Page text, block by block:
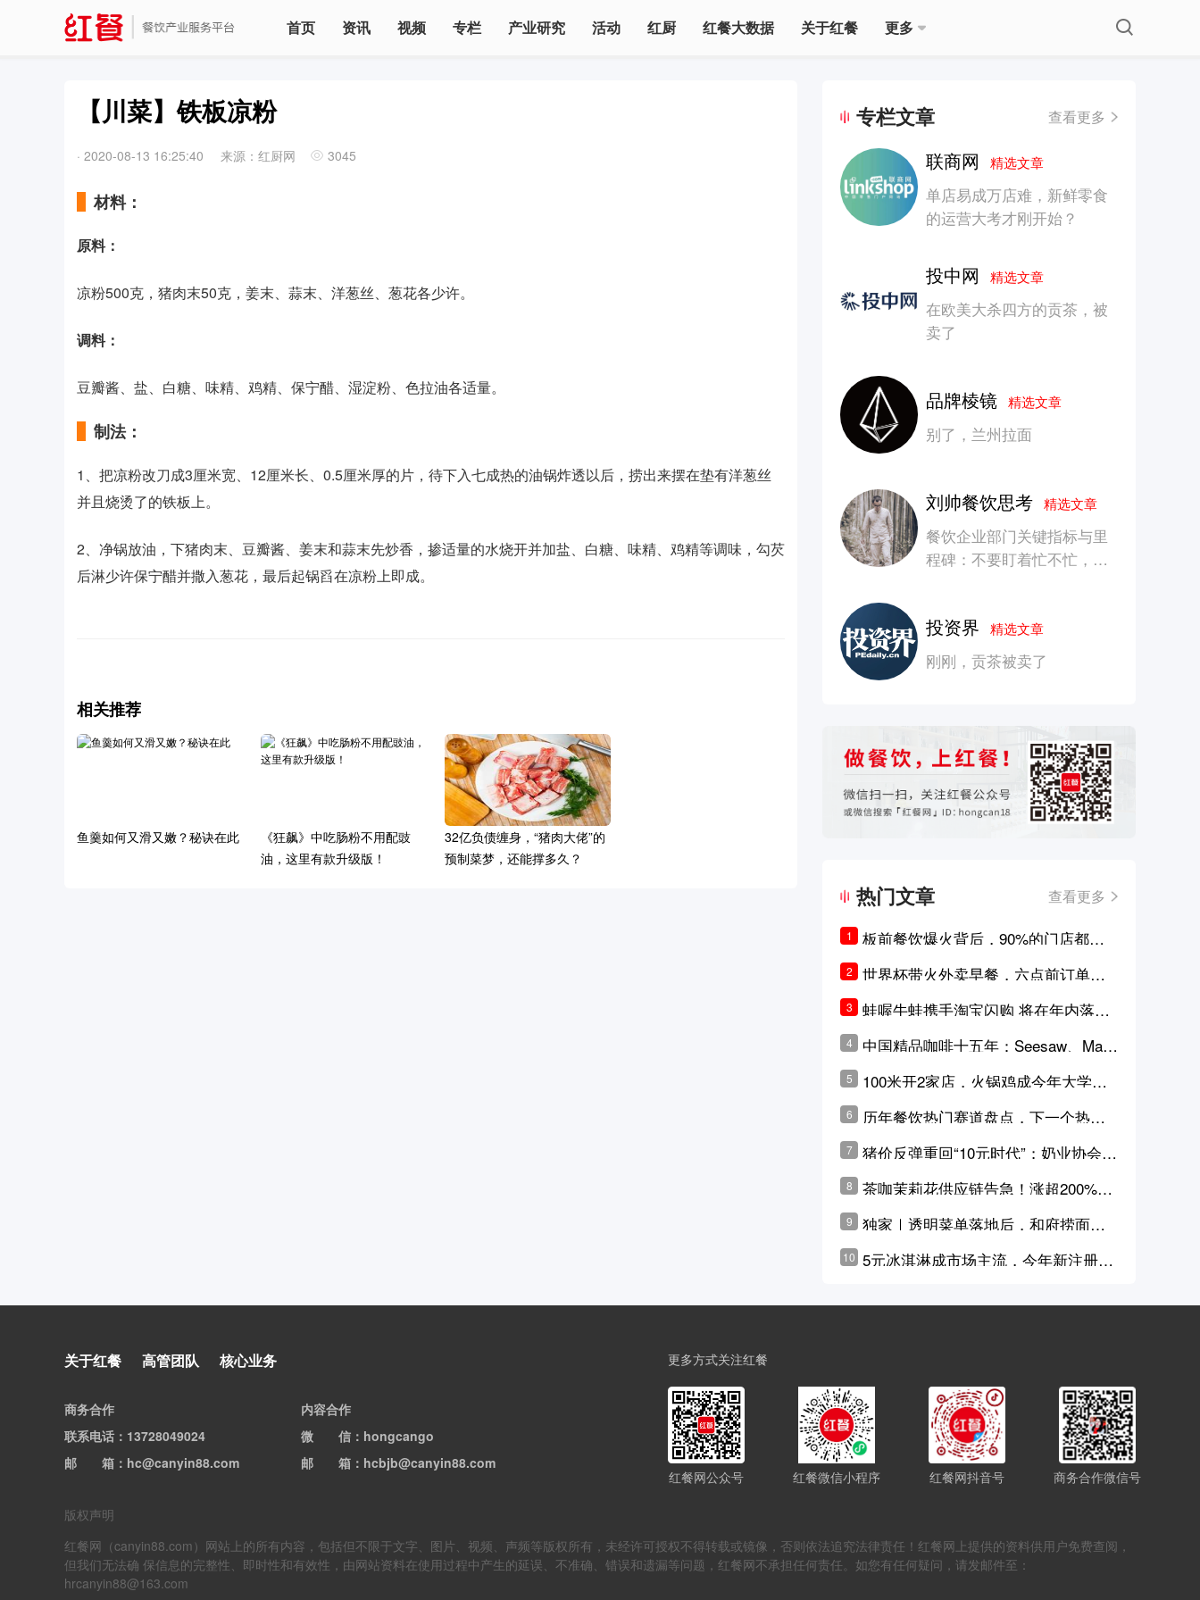
首页 资讯 视频 专栏 产业研究 活动 红厨 红餐大数据 关于红餐 更多
【川菜】铁板凉粉
· 2020-08-13 16:25:40 来源：红厨网 3045
材料：
原料：
凉粉500克，猪肉末50克，姜末、蒜末、洋葱丝、葱花各少许。
调料：
豆瓣酱、盐、白糖、味精、鸡精、保宁醋、湿淀粉、色拉油各适量。
制法：
1、把凉粉改刀成3厘米宽、12厘米长、0.5厘米厚的片，待下入七成热的油锅炸透以后，捞出来摆在垫有洋葱丝
并且烧烫了的铁板上。
2、净锅放油，下猪肉末、豆瓣酱、姜末和蒜末先炒香，掺适量的水烧开并加盐、白糖、味精、鸡精等调味，勾芡
后淋少许保宁醋并撒入葱花，最后起锅舀在凉粉上即成。
相关推荐
鱼羹如何又滑又嫩？秘诀在此
《狂飙》中吃肠粉不用配豉
油，这里有款升级版！
32亿负债缠身，“猪肉大佬”的
预制菜梦，还能撑多久？
专栏文章 查看更多
联商网精选文章
单店易成万店难，新鲜零食
的运营大考才刚开始？
投中网精选文章
在欧美大杀四方的贡茶，被
卖了
品牌棱镜精选文章
别了，兰州拉面
刘帅餐饮思考精选文章
餐饮企业部门关键指标与里
程碑：不要盯着忙不忙，要
投资界精选文章
刚刚，贡茶被卖了
热门文章 查看更多
1
板前餐饮爆火背后，90%的门店都只
是徒有其表的刻意作秀？
2
世界杯带火外卖早餐，六点前订单大
涨超5成，巴西比赛成“早餐带货王”
3
蛙喔牛蛙携手淘宝闪购 将在年内落地3
4
中国精品咖啡十五年：Seesaw、Man
ner、M Stand为何结出了不同的果
实？
5
100米开2家店，火锅鸡成今年大学城
6
历年餐饮热门赛道盘点，下一个热门
7
猪价反弹重回“10元时代”；奶业协会称
原奶价格现回暖迹象
8
茶咖茉莉花供应链告急！涨超200%，
横州花价冲破50元一斤
9
独家｜透明菜单落地后，和府捞面李
学林公布未来10年计划
10 5元冰淇淋成市场主流，今年新注册相
关于红餐 高管团队 核心业务
商务合作
联系电话 ：13728049024
邮箱：hc@canyin88.com
内容合作
微信：hongcango
邮箱：hcbjb@canyin88.com
更多方式关注红餐
红餐网公众号 红餐微信小程序 红餐网抖音号 商务合作微信号
版权声明
红餐网（canyin88.com）网站上的所有内容，包括但不限于文字、图片、视频、声频等版权所有，未经许可授权不得转载或镜像，否则依法追究法律责任！红餐网上提供的资料供用户免费查阅，
但我们无法确 保信息的完整性、即时性和有效性，由网站资料在使用过程中产生的延误、不准确、错误和遗漏等问题，红餐网不承担任何责任。如您有任何疑问，请发邮件至：
hrcanyin88@163.com